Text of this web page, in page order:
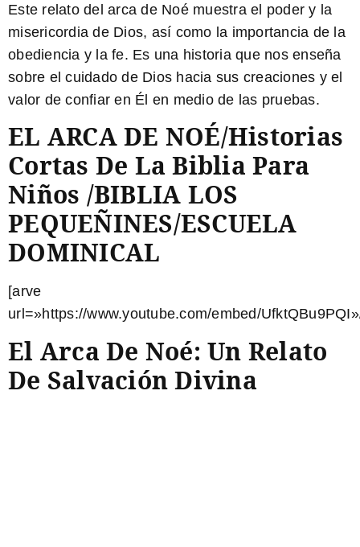
Este relato del arca de Noé muestra el poder y la
misericordia de Dios, así como la importancia de la
obediencia y la fe. Es una historia que nos enseña
sobre el cuidado de Dios hacia sus creaciones y el
valor de confiar en Él en medio de las pruebas.
EL ARCA DE NOÉ/Historias
Cortas De La Biblia Para
Niños /BIBLIA LOS
PEQUEÑINES/ESCUELA
DOMINICAL
[arve
url=»https://www.youtube.com/embed/
El Arca De Noé: Un Relato
De Salvación Divina